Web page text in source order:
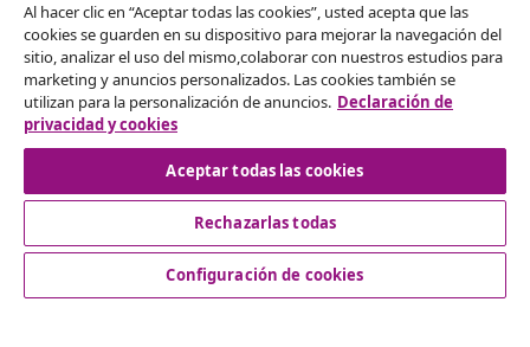
vidaXL
Descubre mas
© 2008-2026 vidaXL www.vidaxl.es es una página web de
Al hacer clic en “Aceptar todas las cookies”, usted acepta que las
cookies se guarden en su dispositivo para mejorar la navegación del
sitio, analizar el uso del mismo,colaborar con nuestros estudios para
marketing y anuncios personalizados. Las cookies también se
utilizan para la personalización de anuncios. Declaración de
privacidad y cookies
Aceptar todas las cookies
Rechazarlas todas
Configuración de cookies